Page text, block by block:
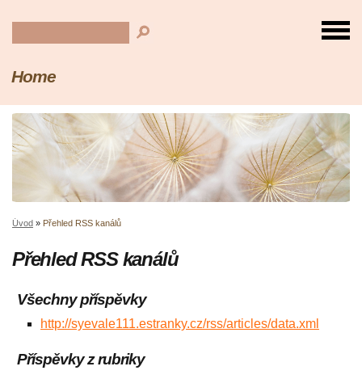
Home
Úvod » Přehled RSS kanálů
Přehled RSS kanálů
Všechny příspěvky
http://syevale111.estranky.cz/rss/articles/data.xml
Příspěvky z rubriky